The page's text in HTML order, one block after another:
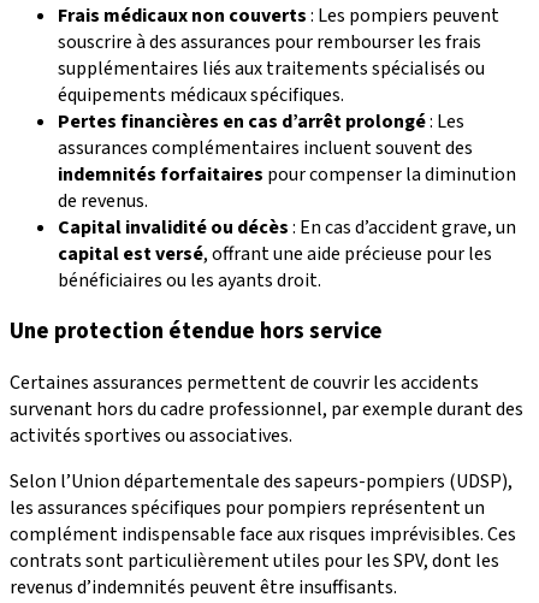
Frais médicaux non couverts: Les pompiers peuvent
souscrire à des assurances pour rembourser les frais
supplémentaires liés aux traitements spécialisés ou
équipements médicaux spécifiques.
Pertes financières en cas d’arrêt prolongé: Les
assurances complémentaires incluent souvent des
indemnités forfaitaires pour compenser la diminution
de revenus.
Capital invalidité ou décès: En cas d’accident grave, un
capital est versé, offrant une aide précieuse pour les
bénéficiaires ou les ayants droit.
Une protection étendue hors service
Certaines assurances permettent de couvrir les accidents
survenant hors du cadre professionnel, par exemple durant des
activités sportives ou associatives.
Selon l’Union départementale des sapeurs-pompiers (UDSP),
les assurances spécifiques pour pompiers représentent un
complément indispensable face aux risques imprévisibles. Ces
contrats sont particulièrement utiles pour les SPV, dont les
revenus d’indemnités peuvent être insuffisants.